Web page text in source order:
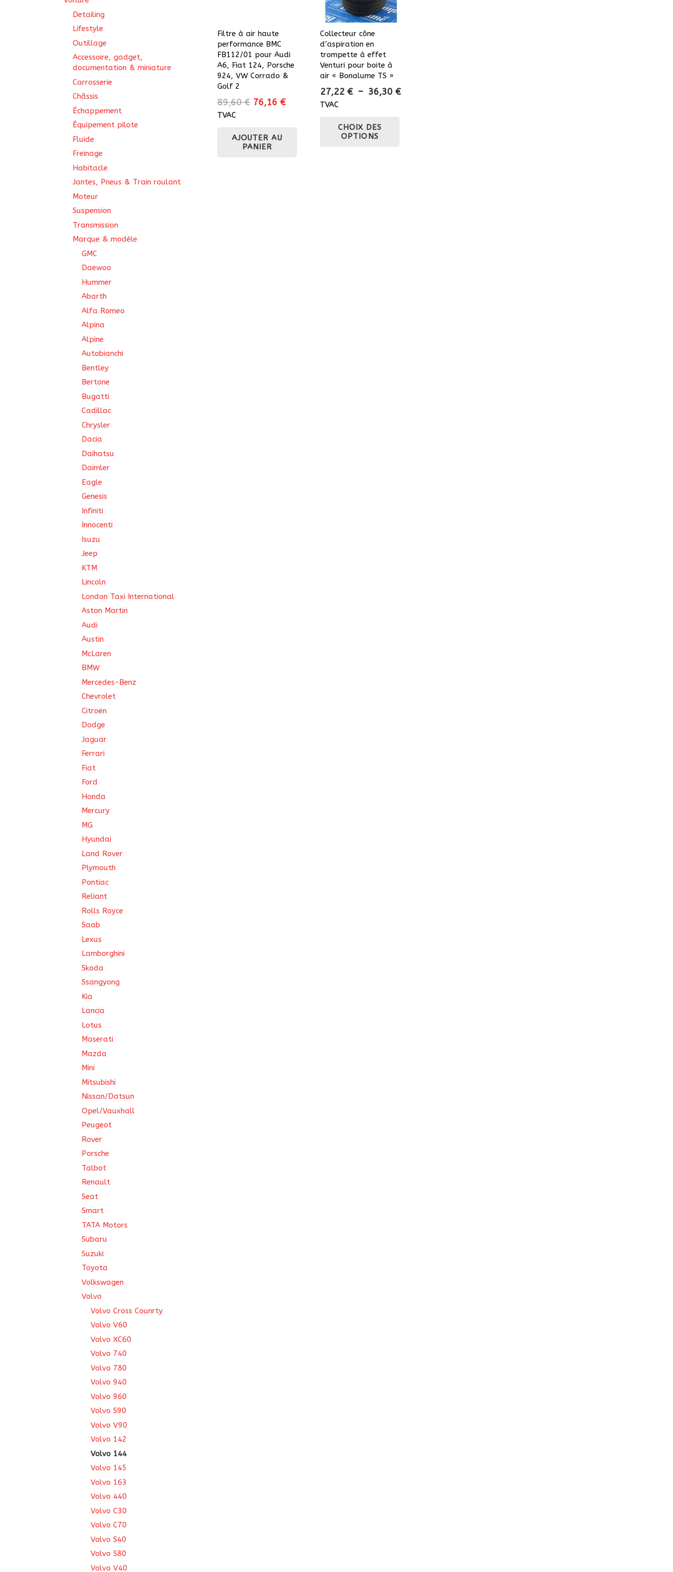
Filtre à air haute
performance BMC
FB112/01 pour Audi
A6, Fiat 124, Porsche
924, VW Corrado &
Golf 2
89,60€ Le
était :
89,60 €.
76,16 €Le
TVAC
AJOUTER AU
PANIER
Collecteur cône
d’aspiration en
trompette à effet
Venturi pour boite à
air « Bonalume TS »
27,22 € – 36,30 €Plage
TVAC
CHOIX DES
OPTIONS
Detailing
Lifestyle
Outillage
Accessoire, gadget,
documentation & miniature
Carrosserie
Châssis
Échappement
Équipement pilote
Fluide
Freinage
Habitacle
Jantes, Pneus & Train roulant
Moteur
Suspension
Transmission
Marque & modèle
GMC
Daewoo
Hummer
Abarth
Alfa Romeo
Alpina
Alpine
Autobianchi
Bentley
Bertone
Bugatti
Cadillac
Chrysler
Dacia
Daihatsu
Daimler
Eagle
Genesis
Infiniti
Innocenti
Isuzu
Jeep
KTM
Lincoln
London Taxi International
Aston Martin
Audi
Austin
McLaren
BMW
Mercedes-Benz
Chevrolet
Citroën
Dodge
Jaguar
Ferrari
Fiat
Ford
Honda
Mercury
MG
Hyundai
Land Rover
Plymouth
Pontiac
Reliant
Rolls Royce
Saab
Lexus
Lamborghini
Skoda
Ssangyong
Kia
Lancia
Lotus
Maserati
Mazda
Mini
Mitsubishi
Nissan/Datsun
Opel/Vauxhall
Peugeot
Rover
Porsche
Talbot
Renault
Seat
Smart
TATA Motors
Subaru
Suzuki
Toyota
Volkswagen
Volvo
Volvo Cross Counrty
Volvo V60
Volvo XC60
Volvo 740
Volvo 780
Volvo 940
Volvo 960
Volvo S90
Volvo V90
Volvo 142
Volvo 144
Volvo 145
Volvo 163
Volvo 440
Volvo C30
Volvo C70
Volvo S40
Volvo S80
Volvo V40